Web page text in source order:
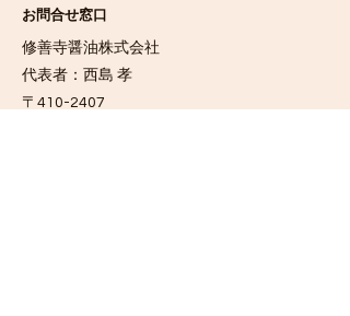
お問合せ窓口
修善寺醤油株式会社
代表者：西島 孝
〒410-2407